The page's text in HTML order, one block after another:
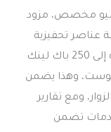
يتم نشر 25 مقال سيو مخصص، مزود
عناصر تحفيزية
(Call to Action) في المقالات، وبالإضافة إلى 250 باك لينك
جيست بوست، وهذا يضمن
ومع تقارير
تضمن